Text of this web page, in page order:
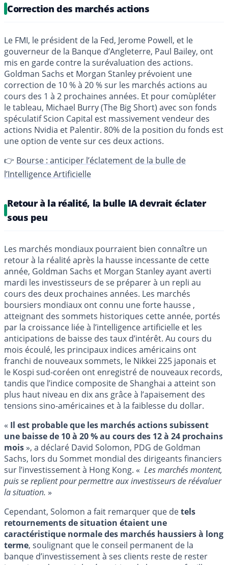
Correction des marchés actions
Le FMI, le président de la Fed, Jerome Powell, et le
gouverneur de la Banque d’Angleterre, Paul Bailey, ont
mis en garde contre la surévaluation des actions.
Goldman Sachs et Morgan Stanley prévoient une
correction de 10 % à 20 % sur les marchés actions au
cours des 1 à 2 prochaines années. Et pour comùpléter
le tableau, Michael Burry (The Big Short) avec son fonds
spéculatif Scion Capital est massivement vendeur des
actions Nvidia et Palentir. 80% de la position du fonds est
une option de vente sur ces deux actions.
👉 Bourse : anticiper l’éclatement de la bulle de
l’Intelligence Artificielle
Retour à la réalité, la bulle IA devrait éclater
sous peu
Les marchés mondiaux pourraient bien connaître un
retour à la réalité après la hausse incessante de cette
année, Goldman Sachs et Morgan Stanley ayant averti
mardi les investisseurs de se préparer à un repli au
cours des deux prochaines années. Les marchés
boursiers mondiaux ont connu une forte hausse ,
atteignant des sommets historiques cette année, portés
par la croissance liée à l’intelligence artificielle et les
anticipations de baisse des taux d’intérêt. Au cours du
mois écoulé, les principaux indices américains ont
franchi de nouveaux sommets, le Nikkei 225 japonais et
le Kospi sud-coréen ont enregistré de nouveaux records,
tandis que l’indice composite de Shanghai a atteint son
plus haut niveau en dix ans grâce à l’apaisement des
tensions sino-américaines et à la faiblesse du dollar.
« Il est probable que les marchés actions subissent
une baisse de 10 à 20 % au cours des 12 à 24 prochains
mois», a déclaré David Solomon, PDG de Goldman
Sachs, lors du Sommet mondial des dirigeants financiers
sur l’investissement à Hong Kong. « Les marchés montent,
puis se replient pour permettre aux investisseurs de réévaluer
la situation. »
Cependant, Solomon a fait remarquer que detels
retournements de situation étaient une
caractéristique normale des marchés haussiers à long
terme, soulignant que le conseil permanent de la
banque d’investissement à ses clients reste de rester